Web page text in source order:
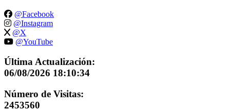
@Facebook
@Instagram
@X
@YouTube
Última Actualización:
06/08/2026 18:10:34
Número de Visitas:
2453560